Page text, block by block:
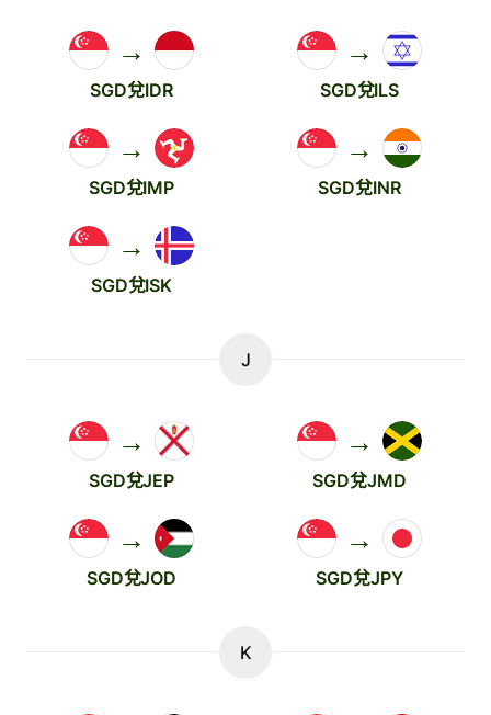
→
SGD兌IDR
→
SGD兌ILS
→
SGD兌IMP
→
SGD兌INR
→
SGD兌ISK
J
→
SGD兌JEP
→
SGD兌JMD
→
SGD兌JOD
→
SGD兌JPY
K